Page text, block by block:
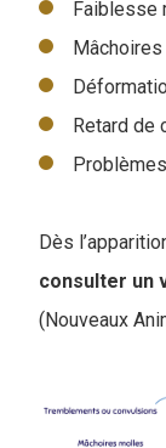
Faiblesse
Retard de
Dès
consulter un
(Nouveaux